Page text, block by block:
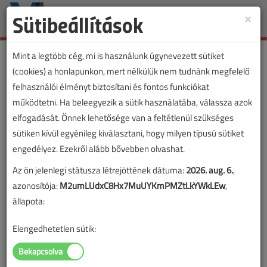
Toggle
×
Sütibeállítások
Mint a legtöbb cég, mi is használunk úgynevezett sütiket
(cookies) a honlapunkon, mert nélkülük nem tudnánk megfelelő
felhasználói élményt biztosítani és fontos funkciókat
működtetni. Ha beleegyezik a sütik használatába, válassza azok
elfogadását. Önnek lehetősége van a feltétlenül szükséges
sütiken kívül egyénileg kiválasztani, hogy milyen típusú sütiket
engedélyez. Ezekről alább bővebben olvashat.
Az ön jelenlegi státusza létrejöttének dátuma:2026. aug. 6.,
azonosítója:M2umLUdxC8Hx7MuUYKmPMZtLkYWkLEw,
állapota:
Elengedhetetlen sütik: